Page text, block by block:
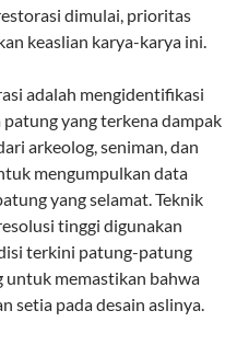
dimulai, prioritas
keaslian karya-karya ini.
adalah mengidentifikasi
yang terkena dampak
arkeolog, seniman, dan
mengumpulkan data
yang selamat. Teknik
tinggi digunakan
terkini patung-patung
memastikan bahwa
setia pada desain aslinya.